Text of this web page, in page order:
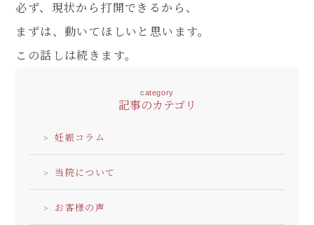
必ず、現状から打開できるから、
まずは、動いてほしいと思います。
この話しは続きます。
category
記事のカテゴリ
妊娠コラム
当院について
お客様の声